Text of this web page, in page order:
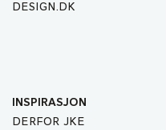
DESIGN.DK
INSPIRASJON
DERFOR JKE